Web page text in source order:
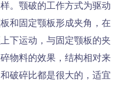
。颚破的工作方式为驱动
和固定颚板形成夹角，在
下运动，与固定颚板的夹
物料的效果，结构相对来
破碎比都是很大的，适宜